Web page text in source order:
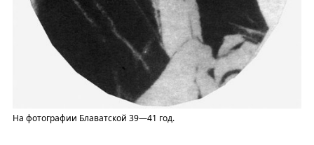
На фотографии Блаватской 39—41 год.